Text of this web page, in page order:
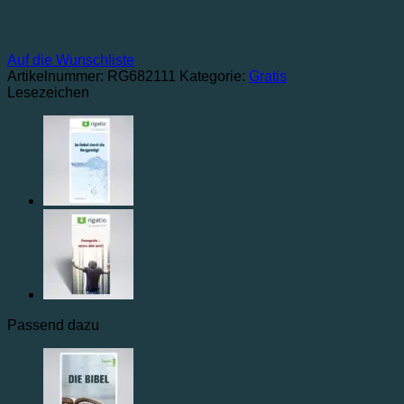
Auf die Wunschliste
Artikelnummer: RG682111 Kategorie: Gratis
Lesezeichen
Passend dazu